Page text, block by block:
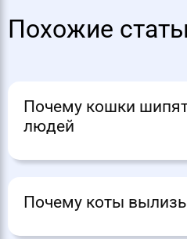
Похожие
Почему кошки
людей
Почему коты